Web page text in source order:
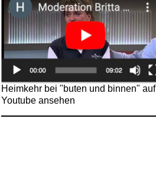
Heimkehr bei "buten und binnen" auf
Youtube ansehen